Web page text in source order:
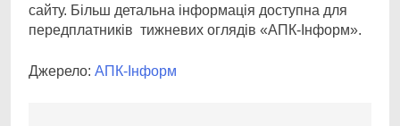
сайту. Більш детальна інформація доступна для
передплатників тижневих оглядів «АПК-Інформ».
Джерело: АПК-Інформ